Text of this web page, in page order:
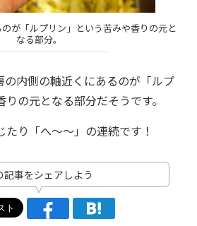
が「ルプリン」という苦みや香りの元と
なる部分。
内側の軸近くにあるのが「ルプ
の元となる部分だそうです。
り「へ～～」の連続です！
記事をシェアしよう